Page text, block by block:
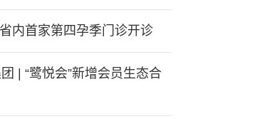
内首家第四孕季门诊开诊
| “鹭悦会”新增会员生态合